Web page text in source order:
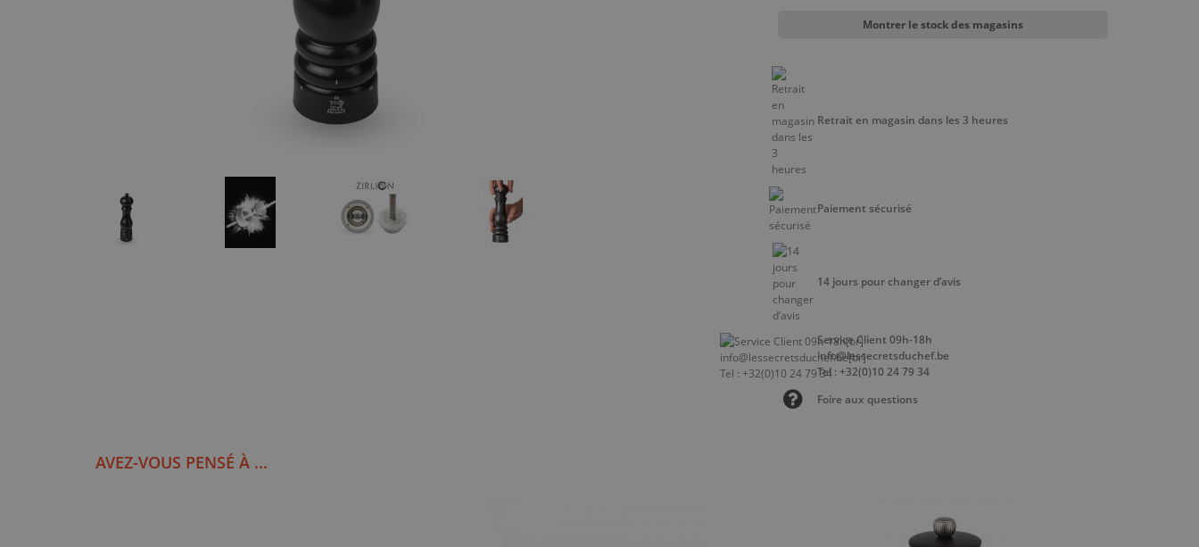
Montrer le stock des magasins
Retrait en magasin dans les 3 heures
Paiement sécurisé
14 jours pour changer d’avis
Service Client 09h-18h
info@lessecretsduchef.be
Tel : +32(0)10 24 79 34
Foire aux questions
AVEZ-VOUS PENSÉ À ...